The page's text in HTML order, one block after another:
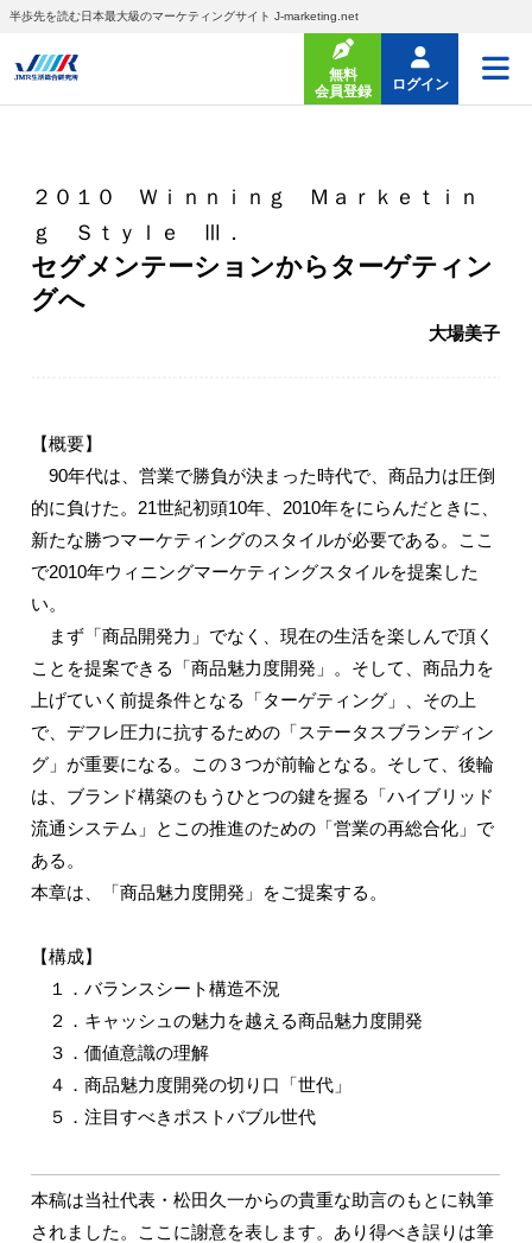
半歩先を読む日本最大級のマーケティングサイト J-marketing.net
無料
会員登録
ログイン
２０１０ Ｗｉｎｎｉｎｇ Ｍａｒｋｅｔｉｎ
ｇ Ｓｔｙｌｅ Ⅲ．
セグメンテーションからターゲティン
グへ
大場美子
【概要】
90年代は、営業で勝負が決まった時代で、商品力は圧倒
的に負けた。21世紀初頭10年、2010年をにらんだときに、
新たな勝つマーケティングのスタイルが必要である。ここ
で2010年ウィニングマーケティングスタイルを提案した
い。
まず「商品開発力」でなく、現在の生活を楽しんで頂く
ことを提案できる「商品魅力度開発」。そして、商品力を
上げていく前提条件となる「ターゲティング」、その上
で、デフレ圧力に抗するための「ステータスブランディン
グ」が重要になる。この３つが前輪となる。そして、後輪
は、ブランド構築のもうひとつの鍵を握る「ハイブリッド
流通システム」とこの推進のための「営業の再総合化」で
ある。
本章は、「商品魅力度開発」をご提案する。
【構成】
１．バランスシート構造不況
２．キャッシュの魅力を越える商品魅力度開発
３．価値意識の理解
４．商品魅力度開発の切り口「世代」
５．注目すべきポストバブル世代
本稿は当社代表・松田久一からの貴重な助言のもとに執筆
されました。ここに謝意を表します。あり得べき誤りは筆